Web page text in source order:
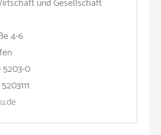
und Gesellschaft
4-6
5203-0